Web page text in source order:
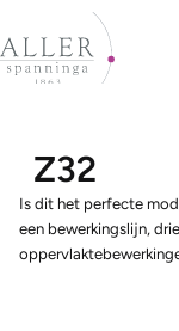
Z32
Is dit het perfecte
een bewerkingslijn,